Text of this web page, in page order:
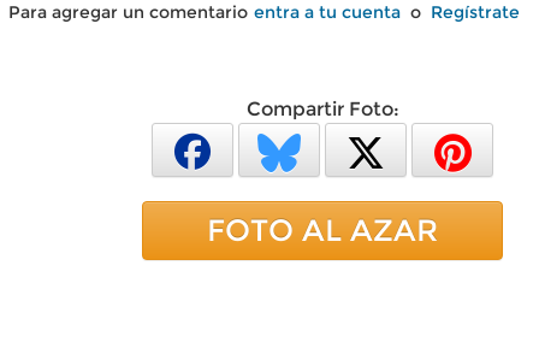
Para agregar un comentario entra a tu cuenta o Regístrate
Compartir Foto:
FOTO AL AZAR